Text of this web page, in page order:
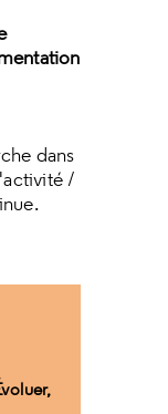
dans
/